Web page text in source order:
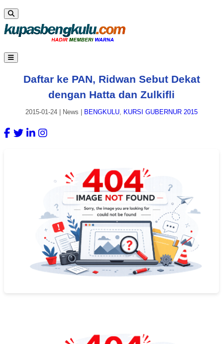
Daftar ke PAN, Ridwan Sebut Dekat
dengan Hatta dan Zulkifli
2015-01-24 News BENGKULU, KURSI GUBERNUR 2015